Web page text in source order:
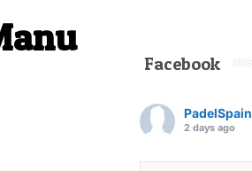
Facebook
PadelSpain
2 days ago